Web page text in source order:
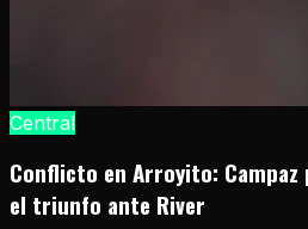
Central
Conflicto en Arroyito:
el triunfo ante River